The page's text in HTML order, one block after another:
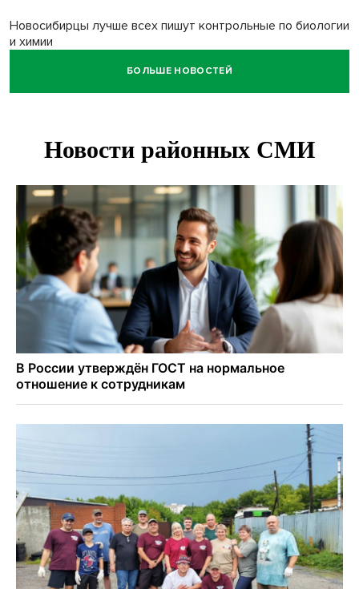
Новосибирцы лучше всех пишут контрольные по биологии
и химии
Нейросеть для диагностики депрессии в крови создали в
Двум бойцам СВО после минно-взрывной травмы
Персидский ковер «108 шахов» впервые вывезли из музея
Востока в Новосибирск
Актриса из Новосибирска Евгения Туркова сыграла мать
в сериале «Малой»
БОЛЬШЕ НОВОСТЕЙ